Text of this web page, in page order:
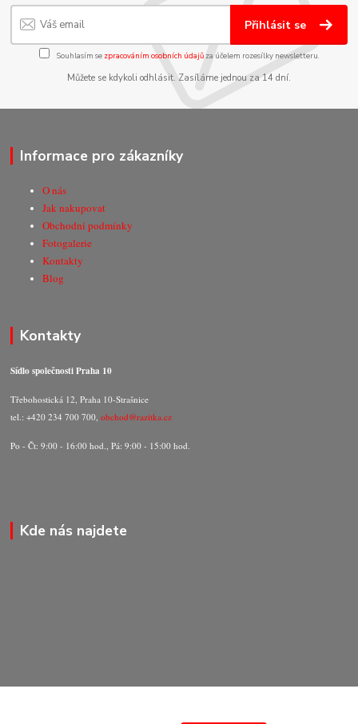
Přihlásit se
Souhlasím se zpracováním osobních údajůza účelem rozesílky newsletteru.
Můžete se kdykoli odhlásit. Zasíláme jednou za 14 dní.
Informace pro zákazníky
O nás
Jak nakupovat
Obchodní podmínky
Fotogalerie
Kontakty
Blog
Kontakty
Sídlo společnosti Praha 10
Třebohostická 12, Praha 10-Strašnice
tel.: +420 234 700 700,obchod@razitka.cz
Po - Čt: 9:00 - 16:00 hod., Pá: 9:00 - 15:00 hod.
Kde nás najdete